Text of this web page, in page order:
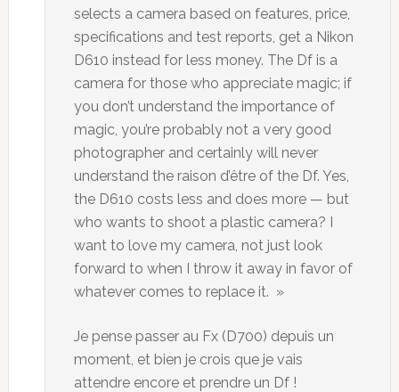
selects a camera based on features, price,
specifications and test reports, get a Nikon
D610 instead for less money. The Df is a
camera for those who appreciate magic; if
you don’t understand the importance of
magic, you’re probably not a very good
photographer and certainly will never
understand the raison d’être of the Df. Yes,
the D610 costs less and does more — but
who wants to shoot a plastic camera? I
want to love my camera, not just look
forward to when I throw it away in favor of
whatever comes to replace it. »
Je pense passer au Fx (D700) depuis un
moment, et bien je crois que je vais
attendre encore et prendre un Df !